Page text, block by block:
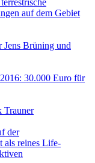
auf dem Gebiet
Jens Brüning und
30.000 Euro für
Trauner
der
als reines Life-